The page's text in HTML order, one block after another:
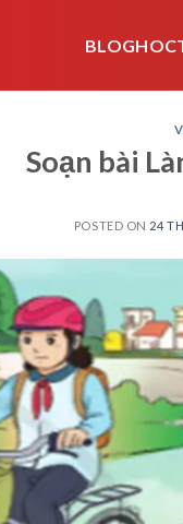
Soạn bài
POSTED ON 24